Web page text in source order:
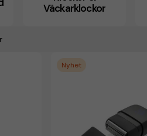
Väckarklockor
Nyhet